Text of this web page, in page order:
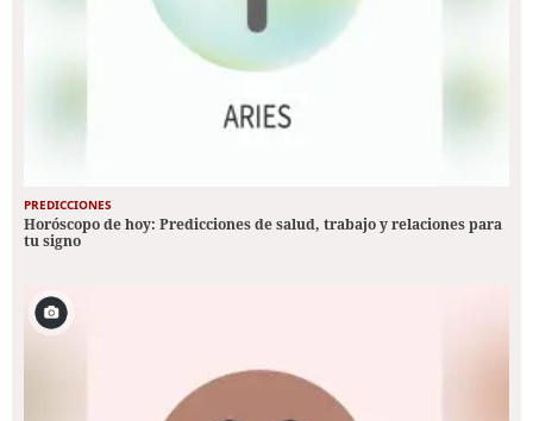
PREDICCIONES
Horóscopo de hoy: Predicciones de salud, trabajo y relaciones para
tu signo